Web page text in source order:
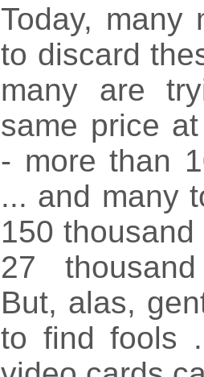
Today, many
to discard
many are
same price
- more than
... and many
150
27
But, alas,
to find fools